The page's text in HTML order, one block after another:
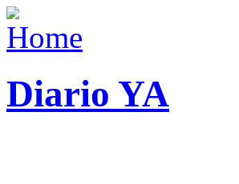
Diario YA